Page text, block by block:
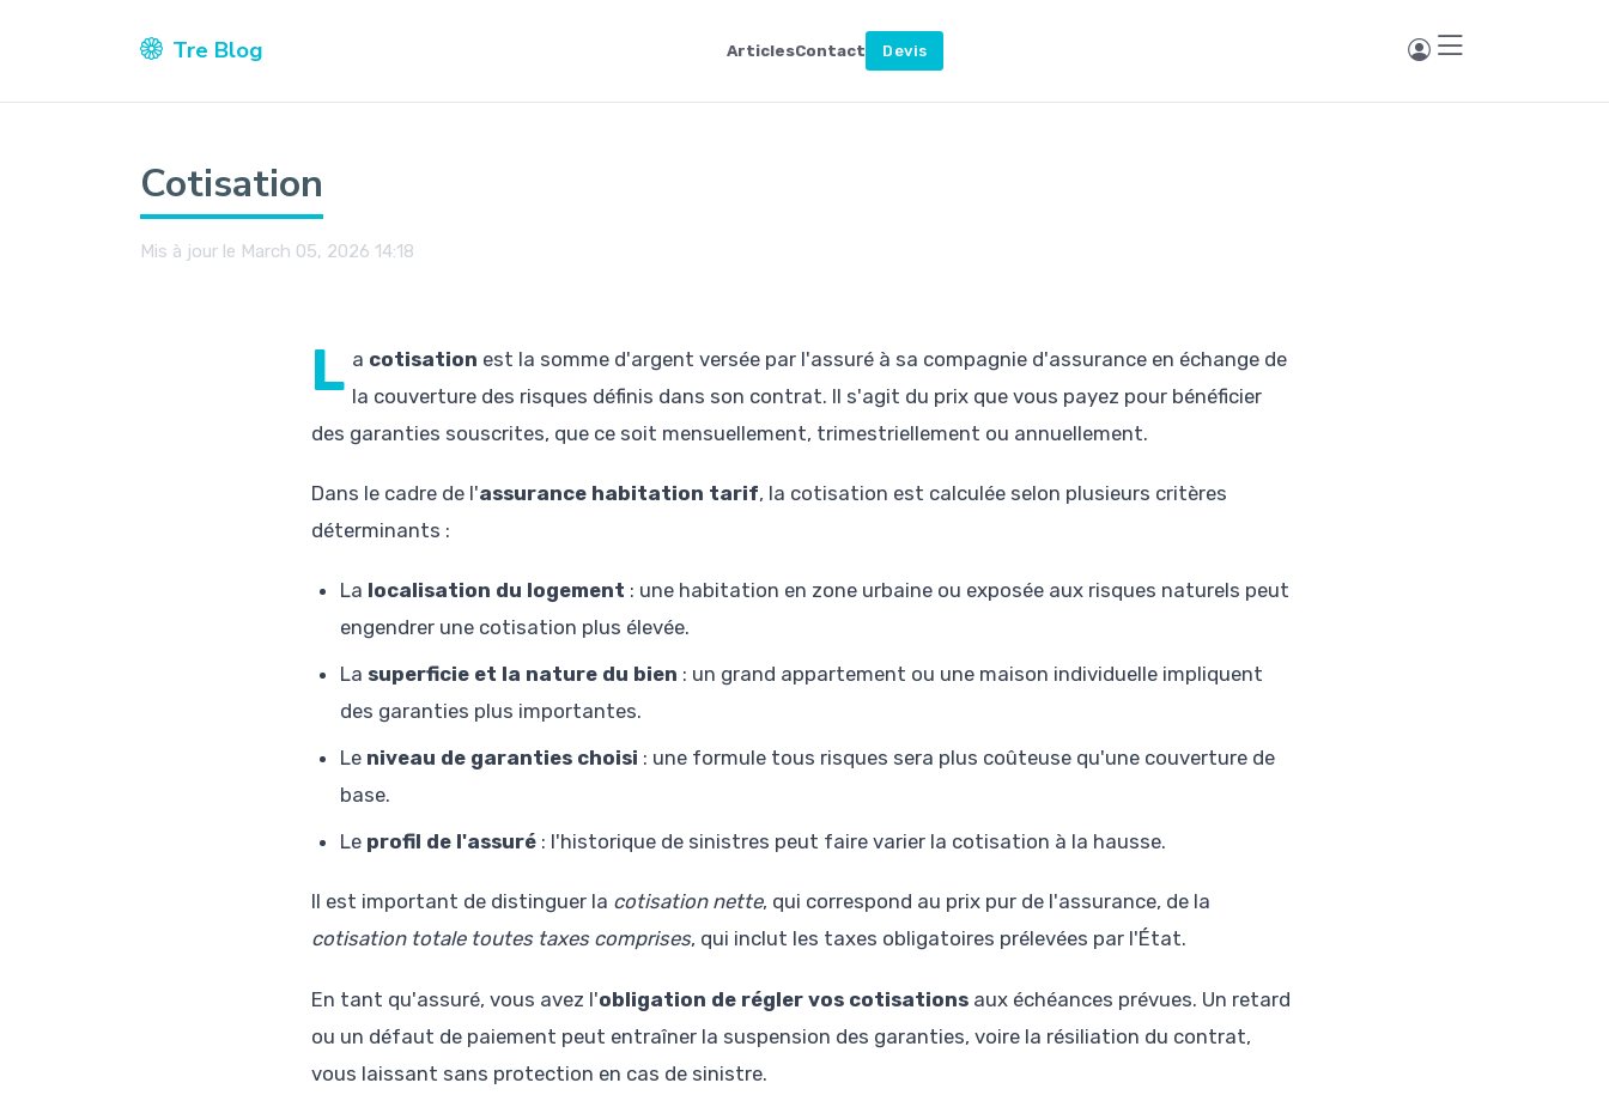
Tre Blog ArticlesContact Devis
Cotisation
Mis à jour le March 05, 2026 14:18
L a cotisation est la somme d'argent versée par l'assuré à sa compagnie d'assurance en échange de
la couverture des risques définis dans son contrat. Il s'agit du prix que vous payez pour bénéficier
des garanties souscrites, que ce soit mensuellement, trimestriellement ou annuellement.
Dans le cadre de l'assurance habitation tarif, la cotisation est calculée selon plusieurs critères
déterminants :
La localisation du logement : une habitation en zone urbaine ou exposée aux risques naturels peut
engendrer une cotisation plus élevée.
La superficie et la nature du bien : un grand appartement ou une maison individuelle impliquent
des garanties plus importantes.
Le niveau de garanties choisi : une formule tous risques sera plus coûteuse qu'une couverture de
base.
Le profil de l'assuré: l'historique de sinistres peut faire varier la cotisation à la hausse.
Il est important de distinguer la cotisation nette, qui correspond au prix pur de l'assurance, de la
cotisation totale toutes taxes comprises, qui inclut les taxes obligatoires prélevées par l'État.
En tant qu'assuré, vous avez l'obligation de régler vos cotisationsaux échéances prévues. Un retard
ou un défaut de paiement peut entraîner la suspension des garanties, voire la résiliation du contrat,
vous laissant sans protection en cas de sinistre.